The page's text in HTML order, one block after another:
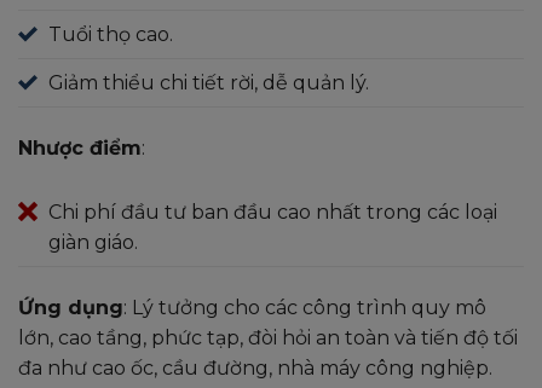
Tuổi thọ cao.
Giảm thiểu chi tiết rời, dễ quản lý.
Nhược điểm:
Chi phí đầu tư ban đầu cao nhất trong các loại
giàn giáo.
Ứng dụng: Lý tưởng cho các công trình quy mô
lớn, cao tầng, phức tạp, đòi hỏi an toàn và tiến độ tối
đa như cao ốc, cầu đường, nhà máy công nghiệp.